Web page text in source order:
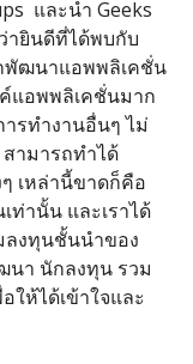
และนำ Geeks
ายินดีที่ได้พบกับ
พัฒนาแอพพลิเคชั่น
แอพพลิเคชั่นมาก
รทำงานอื่นๆ ไม่
ามารถทำได้
เหล่านี้ขาดก็คือ
านั้น และเราได้
ลงทุนชั้นนำของ
นา นักลงทุน รวม
ให้ได้เข้าใจและ